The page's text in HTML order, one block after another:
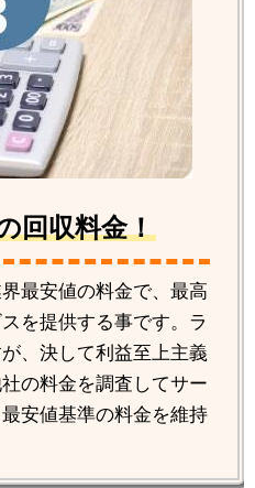
回収料金！
最安値の料金で、最高
を提供する事です。ラ
、決して利益至上主義
の料金を調査してサー
安値基準の料金を維持